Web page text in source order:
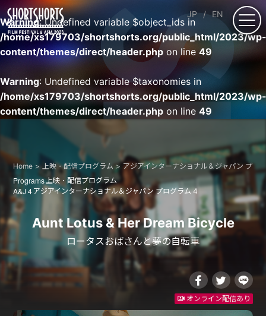
Warning: Undefined variable $object_ids in
/home/xs179703/shortshorts.org/public_html/2023/wp-
content/themes/direct/header.php on line 49
Warning: Undefined variable $taxonomies in
/home/xs179703/shortshorts.org/public_html/2023/wp-
content/themes/direct/header.php on line 49
JP EN
Home 上映・配信プログラム アジアインターナショナル＆ジャパン プロ
Programs上映・配信プログラム
A&J 4 アジアインターナショナル＆ジャパン プログラム 4
Aunt Lotus & Her Dream Bicycle
ロータスおばさんと夢の自転車
オンライン配信あり